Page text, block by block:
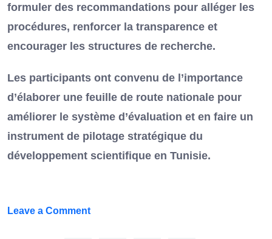
formuler des recommandations pour alléger les
procédures, renforcer la transparence et
encourager les structures de recherche.
Les participants ont convenu de l’importance
d’élaborer une feuille de route nationale pour
améliorer le système d’évaluation et en faire un
instrument de pilotage stratégique du
développement scientifique en Tunisie.
Leave a Commenton